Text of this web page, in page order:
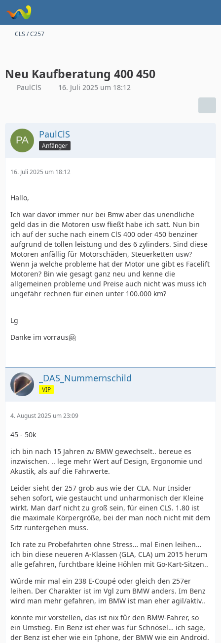
CLS / C257
Neu Kaufberatung 400 450
PaulClS 16. Juli 2025 um 18:12
PaulClS
Anfänger
16. Juli 2025 um 18:12
Hallo,
Ich war davor immer nur bei Bmw aber das unendliche
geld das in die Motoren usw fließt habe ich satt. Nun bin
ich auf der suche nach einem ClS 400 oder 450 benziner
aufgrund de tollen leistung und des 6 zylinders. Sind diese
Motoren anfällig für Motorschäden, Steuerketten usw?
Wenn ja welche probleme hat der Motor une gibt es Facelift
Motoren? Bin wie gesagt ganz neu und kenne die
allgemeinen probleme und Preise auch nicht was muss ich
ungefähr rechnen für einen unter 100.000 km?
Lg
Danke im vorraus🤗
_DAS_Nummernschild
VIP
4. August 2025 um 23:09
45 - 50k
ich bin nach 15 Jahren zu BMW gewechselt.. bereue es
inzwischen. .. lege mehr Wert auf Design, Ergonomie und
Akustik, als auf die Fahrwerte.
Leider sieht der 257 grob aus wie der CLA. Nur Insider
sehen sofort, wie gestaucht und unharmonisch der Kleine
wirkt. Man darf nicht zu groß sein, für einen CLS. 1.80 ist
die maximale Körpergröße, bei der man noch nicht mit dem
Sitz runtergehen muss.
Ich rate zu Probefahrten ohne Stress… mal Einen leihen…
ich bin diese neueren A-Klassen (GLA, CLA) um 2015 herum
alle gefahren, furchtbare kleine Höhlen mit Go-Kart-Sitzen..
Würde mir mal ein 238 E-Coupé oder gleich den 257er
leihen. Der Charakter ist im Vgl zum BMW anders. Im Benz
wird man mehr gefahren, im BMW ist man eher agil/aktiv..
könnte mir vorstellen, das ist nix fûr den BMW-Fahrer, so
ein Umstieg. Ein Benz ist eher was für Schnösel… ich sage,
der Benz ist eher wie ein Iphone, der BMW wie ein Android.